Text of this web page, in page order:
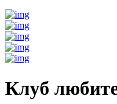
Клуб